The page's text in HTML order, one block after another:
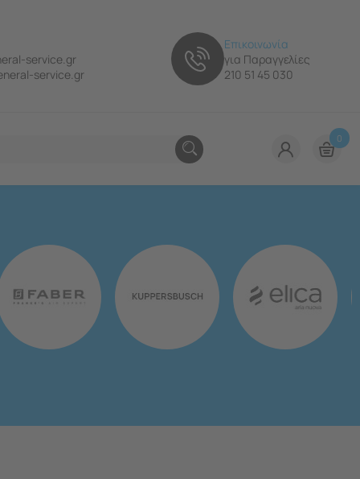
service.gr
service.gr
Επικοινωνία
για Παραγγελίες
210 51 45 030
0